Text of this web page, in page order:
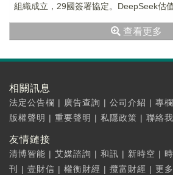
組織成立，29國簽署協定。DeepSeek估值
查看更多
相關訊息
法定公告欄 | 廣告查詢 | 公司介紹 | 專
版權聲明 | 重要聲明 | 私隱政策 | 聯絡
友情鏈接
清博智能 | 艾媒諮詢 | 和訊 | 新時空 |
刊
| 壹財信 | 權衡財經 | 攬富財經 | 更多